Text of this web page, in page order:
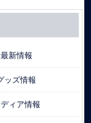
最新情報
ッズ情報
ディア情報